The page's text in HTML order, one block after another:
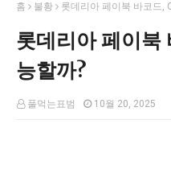
홈 불황 롯데리아 페이북 바코드,
롯데리아 페이북
능할까?
풀먹는표범 10월 20, 2025